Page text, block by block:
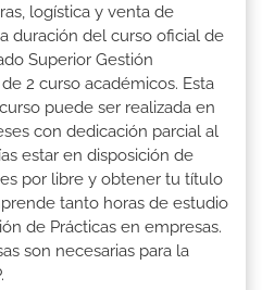
logística y venta de
duración del curso oficial de
Superior Gestión
2 curso académicos. Esta
puede ser realizada en
con dedicación parcial al
estar en disposición de
por libre y obtener tu título
tanto horas de estudio
de Prácticas en empresas.
son necesarias para la